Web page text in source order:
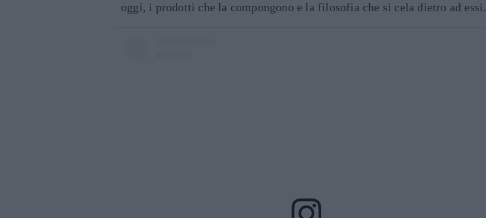
oggi, i prodotti che la compongono e la filosofia che si cela dietro ad essi.